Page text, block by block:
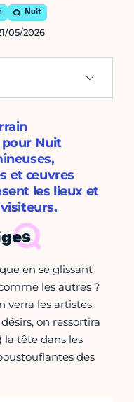
Nuit
05/2026
pour Nuit
et œuvres
les lieux et
en se glissant
les autres ?
verra les artistes
on ressortira
la tête dans les
des